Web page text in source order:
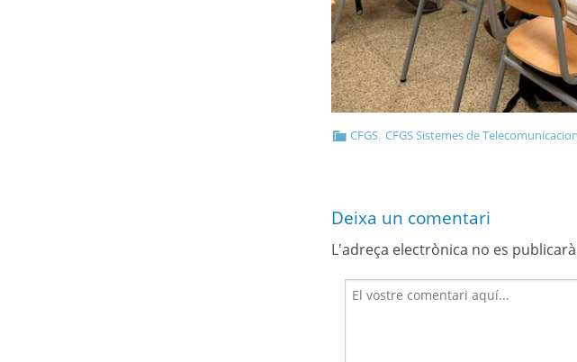
CFGS,CFGS Sistemes de
Deixa un comentari
L'adreça electrònica no es